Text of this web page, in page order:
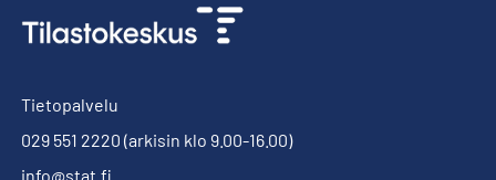
Tietopalvelu
029 551 2220 (arkisin klo 9.00-16.00)
info@stat.fi